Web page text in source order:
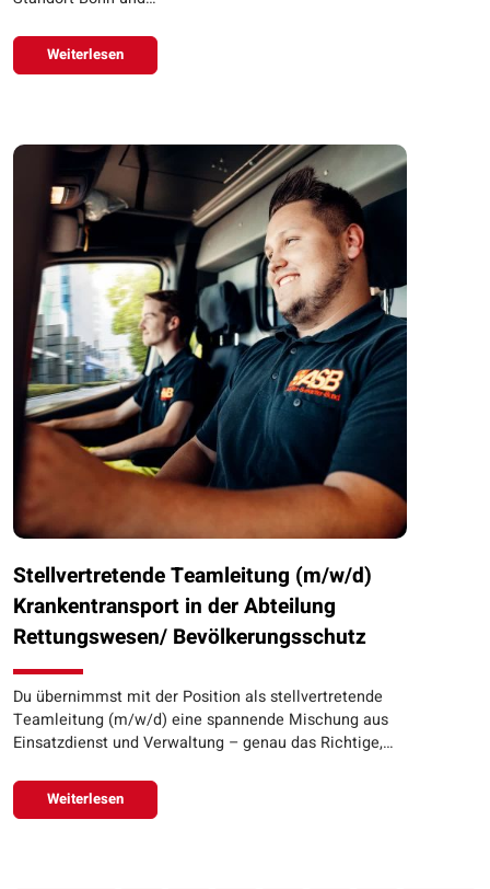
Weiterlesen
Stellvertretende Teamleitung (m/w/d)
Krankentransport in der Abteilung
Rettungswesen/ Bevölkerungsschutz
Du übernimmst mit der Position als stellvertretende
Teamleitung (m/w/d) eine spannende Mischung aus
Einsatzdienst und Verwaltung – genau das Richtige,…
Weiterlesen